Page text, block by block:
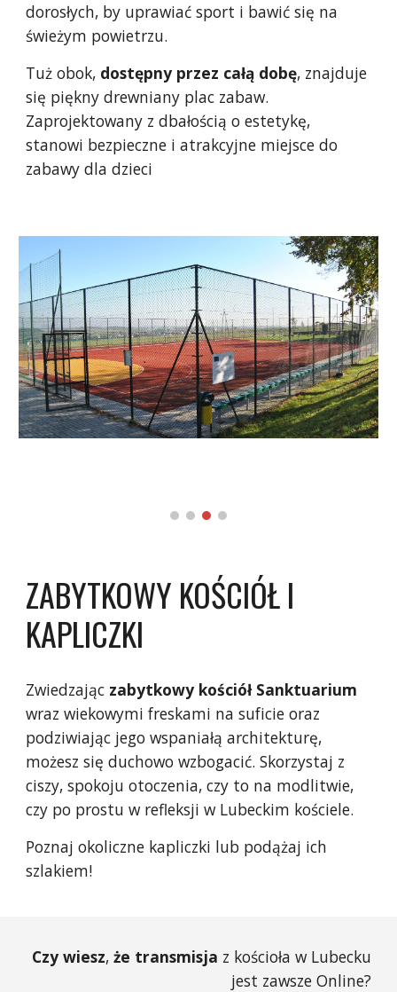
dorosłych, by uprawiać sport i bawić się na
świeżym powietrzu.
Tuż obok, dostępny przez całą dobę, znajduje
się piękny drewniany plac zabaw.
Zaprojektowany z dbałością o estetykę,
stanowi bezpieczne i atrakcyjne miejsce do
zabawy dla dzieci
ZABYTKOWY KOŚCIÓŁ I
KAPLICZKI
Zwiedzając zabytkowy kościół Sanktuarium
wraz wiekowymi freskami na suficie oraz
podziwiając jego wspaniałą architekturę,
możesz się duchowo wzbogacić. Skorzystaj z
ciszy, spokoju otoczenia, czy to na modlitwie,
czy po prostu w refleksji w Lubeckim kościele.
Poznaj okoliczne kapliczki lub podążaj ich
szlakiem!
Czy wiesz, że transmisja z kościoła w Lubecku
jest zawsze Online?